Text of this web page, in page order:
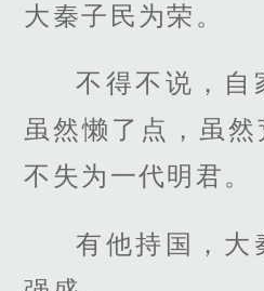
大秦子民为荣。
不得不说，自
虽然懒了点，虽
不失为一代明君。
有他持国，大